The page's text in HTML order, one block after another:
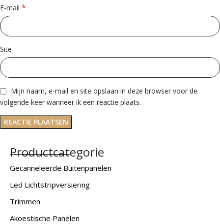
E-mail *
Site
Mijn naam, e-mail en site opslaan in deze browser voor de
volgende keer wanneer ik een reactie plaats.
Productcategorie
Gecanneleerde Buitenpanelen
Led Lichtstripversiering
Trimmen
Akoestische Panelen